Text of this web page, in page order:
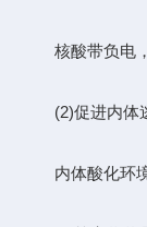
核酸带负电，
(2)促进内体
内体酸化环境